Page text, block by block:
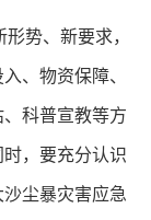
势、新要求，
、物资保障、
科普宣教等方
，要充分认识
尘暴灾害应急